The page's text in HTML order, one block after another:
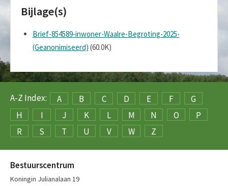
Bijlage(s)
Brief-854589-inwoner-Waalre-Begroting-2025-
(Geanonimiseerd) (60.0K)
A-Z Index: A B C D E F
G
H
I J K L M N O
P
R
S T U V W Z
Bestuurscentrum
Koningin Julianalaan 19